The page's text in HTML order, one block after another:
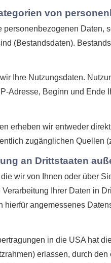
von
personenbezogenen Daten,
(Bestandsdaten).
Ihre Nutzungsdaten.
Adresse, Beginn und Ende
erheben wir entweder
zugänglichen Quellen
an Drittstaaten
wir von Ihnen oder über
Verarbeitung Ihrer Daten in
hierfür angemessenes
in die USA hat
erlassen, durch